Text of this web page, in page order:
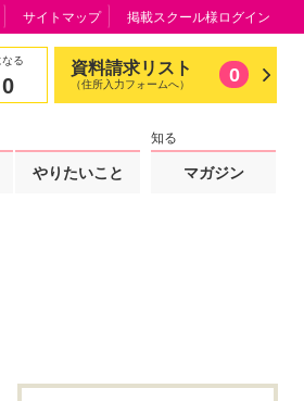
る
0
資料請求リスト
（住所入力フォームへ） 0
やりたいこと
知る
マガジン
サイトマップ 掲載スクール様ログイン